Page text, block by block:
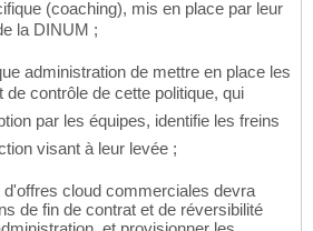
(coaching), mis en place par leur
la DINUM ;
administration de mettre en place les
de contrôle de cette politique, qui
par les équipes, identifie les freins
visant à leur levée ;
d'offres cloud commerciales devra
de fin de contrat et de réversibilité